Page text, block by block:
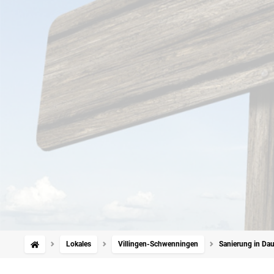
Lokales Villingen-Schwenningen Sanierung in